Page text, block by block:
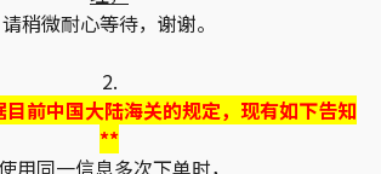
请稍微耐心等待，谢谢。
2.
前中国大陆海关的规定，现有如下告知
**
用同一信息多次下单时，